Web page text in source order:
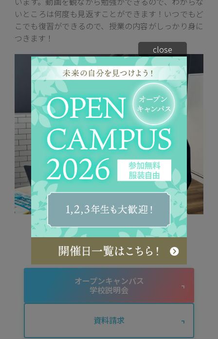
いところは何度も見返すことができます！いつでもど
こでも復習ができるので、授業の内容がしっかり身に
つきます！
オープンキャンパス・入試説明会
随時開催中！
オープンキャンパス
学校説明会
資料請求
close